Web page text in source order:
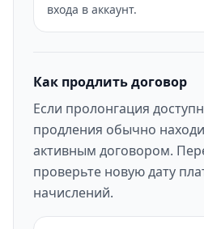
входа в аккаунт.
Как продлить договор
Если пролонгация
продления обычно
активным договором.
проверьте новую дату
начислений.